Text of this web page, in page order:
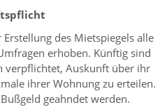
des Mietspiegels alle
erhoben. Künftig sind
verpflichtet, Auskunft über ihr
ihrer Wohnung zu erteilen.
geahndet werden.